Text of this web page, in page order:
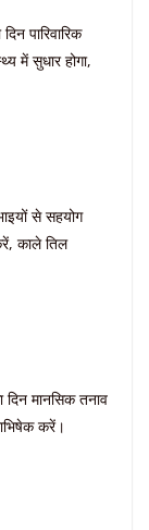
पारिवारिक
में सुधार होगा,
से सहयोग
काले तिल
मानसिक तनाव
करें।